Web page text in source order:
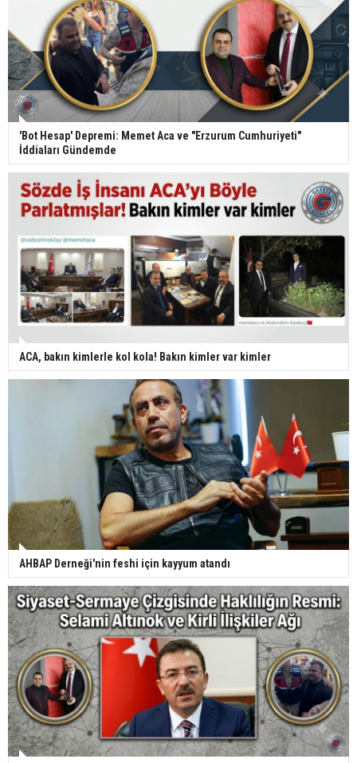
'Bot Hesap' Depremi: Memet Aca ve "Erzurum Cumhuriyeti"
İddiaları Gündemde
ACA, bakın kimlerle kol kola! Bakın kimler var kimler
AHBAP Derneği'nin feshi için kayyum atandı